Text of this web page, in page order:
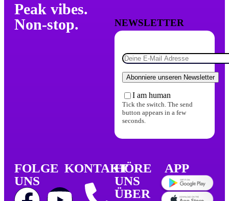
Peak vibes.
Non-stop.
NEWSLETTER
I am human
Tick the switch. The send
button appears in a few
seconds.
FOLGE
UNS
KONTAKTHÖRE
UNS
ÜBER
APP